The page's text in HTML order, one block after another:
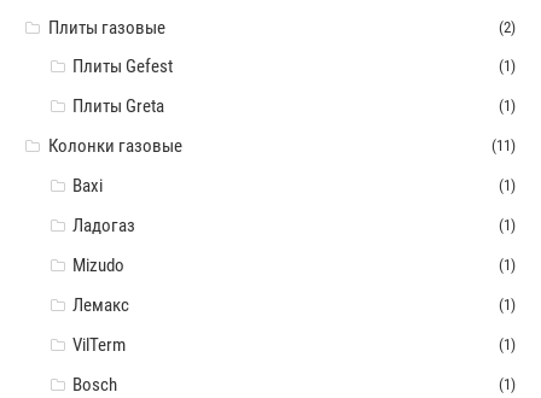
Плиты газовые (2)
Плиты Gefest (1)
Плиты Greta (1)
Колонки газовые (11)
Baxi (1)
Ладогаз (1)
Mizudo (1)
Лемакс (1)
VilTerm (1)
Bosch (1)